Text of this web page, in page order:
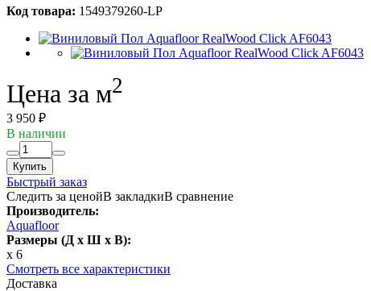
Код товара: 1549379260-LP
Цена за м2
3 950 ₽
В наличии
Купить
Быстрый заказ
Следить за ценойВ закладкиВ сравнение
Производитель:
Aquafloor
Размеры (Д x Ш x В):
x 6
Смотреть все характеристики
Доставка